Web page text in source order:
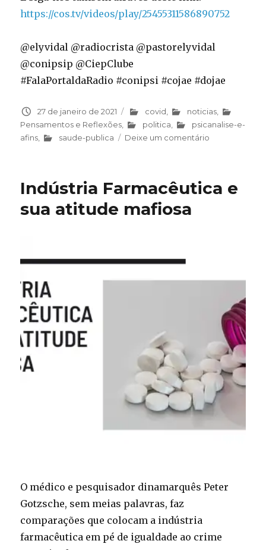
https://cos.tv/videos/play/25455311586890752
@elyvidal @radiocrista @pastorelyvidal
@conipsip @CiepClube
#FalaPortaldaRadio #conipsi #cojae #dojae
Publicado
em
27 de janeiro de 2021 Categorias
covid noticias
Pensamentos e Reflexões
politica
psicanalise-e-
afins
saude-publica Deixe um comentário
sabe
Indústria Farmacêutica e
sua atitude mafiosa
O médico e pesquisador dinamarquês Peter
Gotzsche, sem meias palavras, faz
comparações que colocam a indústria
farmacêutica em pé de igualdade ao crime